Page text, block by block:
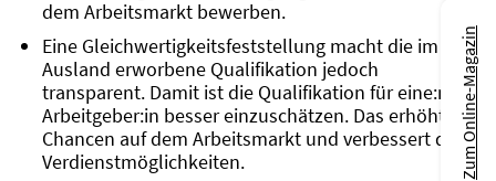
dem Arbeitsmarkt bewerben.
Eine Gleichwertigkeitsfeststellung macht die im
Ausland erworbene Qualifikation jedoch
transparent. Damit ist die Qualifikation für eine:n
Arbeitgeber:in besser einzuschätzen. Das erhöht die
Chancen auf dem Arbeitsmarkt und verbessert die
Verdienstmöglichkeiten.
Zum Online-Magazin